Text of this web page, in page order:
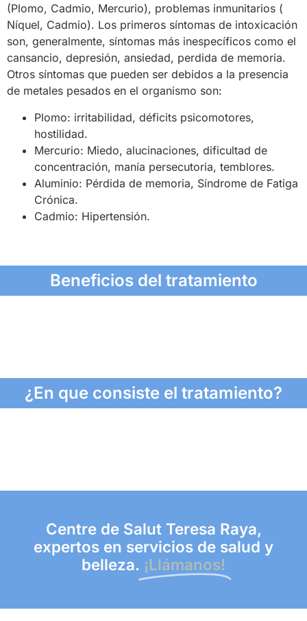
(Plomo, Cadmio, Mercurio), problemas inmunitarios (
Níquel, Cadmio). Los primeros síntomas de intoxicación
son, generalmente, síntomas más inespecíficos como el
cansancio, depresión, ansiedad, perdida de memoria.
Otros síntomas que pueden ser debidos a la presencia
de metales pesados en el organismo son:
Plomo: irritabilidad, déficits psicomotores,
hostilidad.
Mercurio: Miedo, alucinaciones, dificultad de
concentración, manía persecutoria, temblores.
Aluminio: Pérdida de memoria, Síndrome de Fatiga
Crónica.
Cadmio: Hipertensión.
Beneficios del tratamiento
¿En que consiste el tratamiento?
Centre de Salut Teresa Raya,
expertos en servicios de salud y
belleza. ¡Llámanos!​